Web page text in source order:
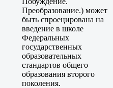
Преобразование.) может
быть спроецирована на
введение в школе
Федеральных
государственных
образовательных
стандартов общего
образования второго
поколения.